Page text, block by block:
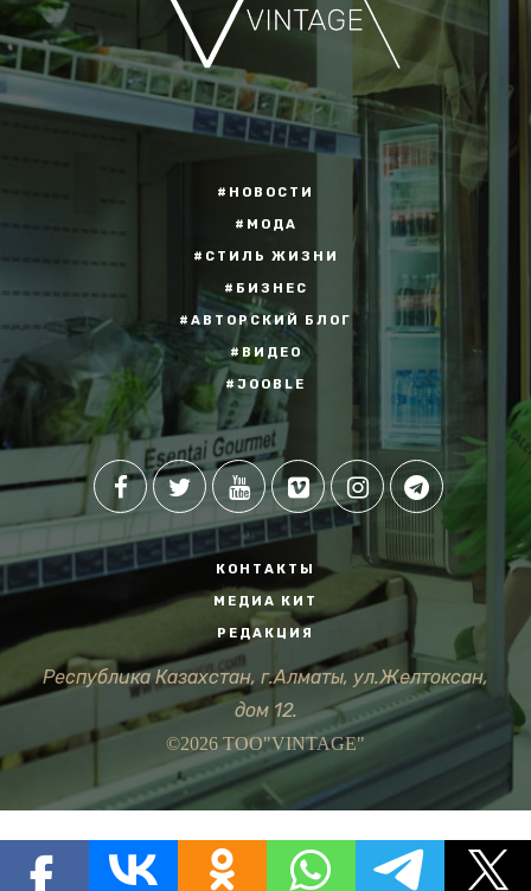
#НОВОСТИ
#МОДА
#СТИЛЬ ЖИЗНИ
#БИЗНЕС
#АВТОРСКИЙ БЛОГ
#ВИДЕО
#JOOBLE
КОНТАКТЫ
МЕДИА КИТ
РЕДАКЦИЯ
Республика Казахстан, г.Алматы, ул.Желтоксан,
дом 12.
©2026 ТОО"VINTAGE"